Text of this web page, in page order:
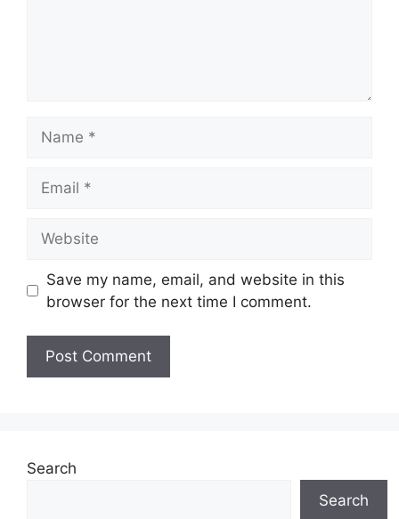
Save my name, email, and website in this
browser for the next time I comment.
Search
Search